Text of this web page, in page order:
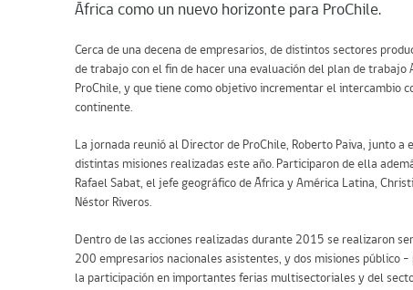
África como un nuevo horizonte para ProChile.
Cerca de una decena de empresarios, de distintos sectores
de trabajo con el fin de hacer una evaluación del plan de
ProChile, y que tiene como objetivo incrementar el intercambio
continente.
La jornada reunió al Director de ProChile, Roberto Paiva, junto
distintas misiones realizadas este año. Participaron de ella
Rafael Sabat, el jefe geográfico de África y América Latina,
Néstor Riveros.
Dentro de las acciones realizadas durante 2015 se realizaron
200 empresarios nacionales asistentes, y dos misiones público
la participación en importantes ferias multisectoriales y del